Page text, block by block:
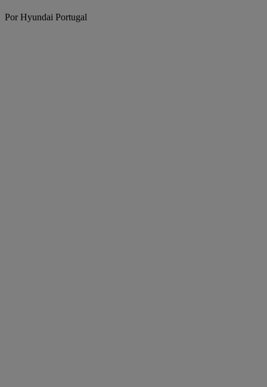
Por Hyundai Portugal